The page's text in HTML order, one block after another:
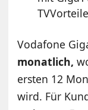
Vodafone
monatlich,
ersten 12
wird. Für